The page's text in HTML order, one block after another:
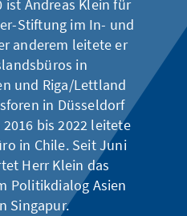
ist Andreas Klein für
Stiftung im In- und
anderem leitete er
in
und Riga/Lettland
in Düsseldorf
bis 2022 leitete
in Chile. Seit Juni
Herr Klein das
Politikdialog Asien
Singapur.